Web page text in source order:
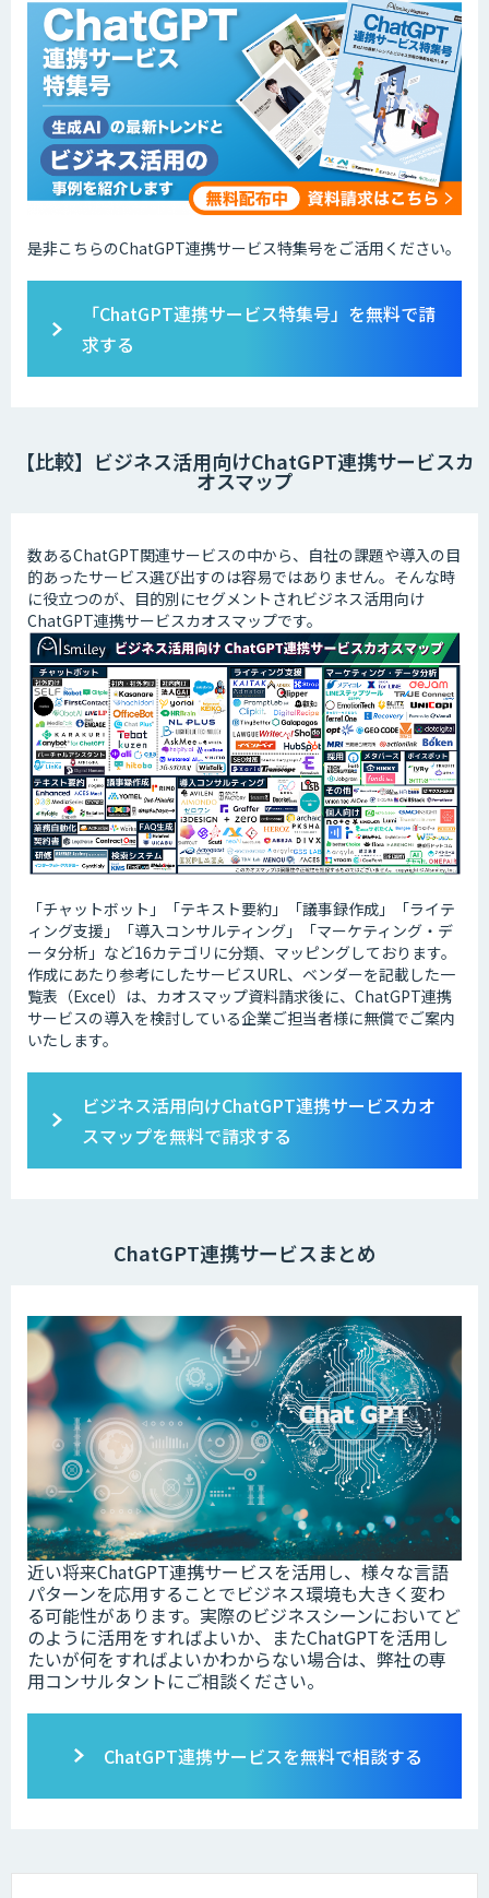
是非こちらのChatGPT連携サービス特集号をご活用ください。
「ChatGPT連携サービス特集号」を無料で請
求する
【比較】ビジネス活用向けChatGPT連携サービスカ
オスマップ
数あるChatGPT関連サービスの中から、自社の課題や導入の目
的あったサービス選び出すのは容易ではありません。そんな時
に役立つのが、目的別にセグメントされビジネス活用向け
ChatGPT連携サービスカオスマップです。
「チャットボット」「テキスト要約」「議事録作成」「ライテ
ィング支援」「導入コンサルティング」「マーケティング・デ
ータ分析」など16カテゴリに分類、マッピングしております。
作成にあたり参考にしたサービスURL、ベンダーを記載した一
覧表（Excel）は、カオスマップ資料請求後に、ChatGPT連携
サービスの導入を検討している企業ご担当者様に無償でご案内
いたします。
ビジネス活用向けChatGPT連携サービスカオ
スマップを無料で請求する
ChatGPT連携サービスまとめ
近い将来ChatGPT連携サービスを活用し、様々な言語
パターンを応用することでビジネス環境も大きく変わ
る可能性があります。実際のビジネスシーンにおいてど
のように活用をすればよいか、またChatGPTを活用し
たいが何をすればよいかわからない場合は、弊社の専
用コンサルタントにご相談ください。
ChatGPT連携サービスを無料で相談する